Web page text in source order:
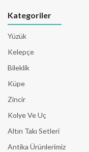
Kategoriler
Yüzük
Kelepçe
Bileklik
Küpe
Zincir
Kolye Ve Uç
Altın Takı Setleri
Antika Ürünlerimiz